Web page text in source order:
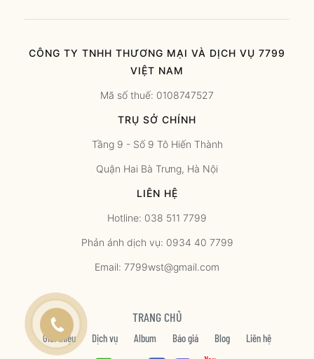
CÔNG TY TNHH THƯƠNG MẠI VÀ DỊCH VỤ 7799
VIỆT NAM
Mã số thuế: 0108747527
TRỤ SỞ CHÍNH
Tầng 9 - Số 9 Tô Hiến Thành
Quận Hai Bà Trưng, Hà Nội
LIÊN HỆ
Hotline: 038 511 7799
Phản ánh dịch vụ: 0934 40 7799
Email: 7799wst@gmail.com
TRANG CHỦ
Giới thiệu Dịch vụ Album Báo giá Blog Liên hệ